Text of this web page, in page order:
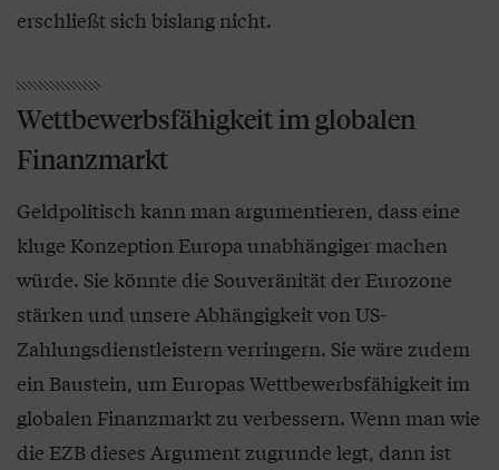
erschließt sich bislang nicht.
Wettbewerbsfähigkeit im globalen
Finanzmarkt
Geldpolitisch kann man argumentieren, dass eine
kluge Konzeption Europa unabhängiger machen
würde. Sie könnte die Souveränität der Eurozone
stärken und unsere Abhängigkeit von US-
Zahlungsdienstleistern verringern. Sie wäre zudem
ein Baustein, um Europas Wettbewerbsfähigkeit im
globalen Finanzmarkt zu verbessern. Wenn man wie
die EZB dieses Argument zugrunde legt, dann ist